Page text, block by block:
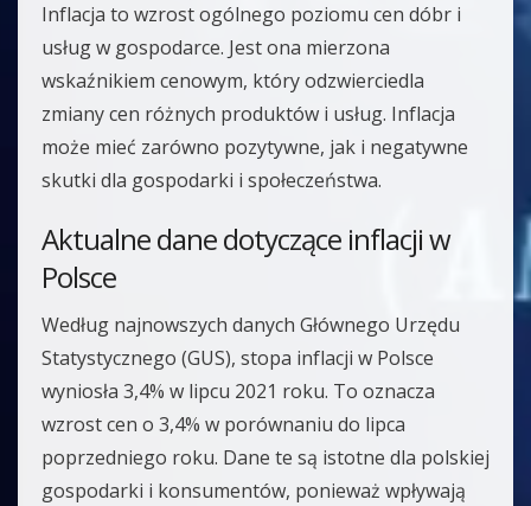
Inflacja to wzrost ogólnego poziomu cen dóbr i
usług w gospodarce. Jest ona mierzona
wskaźnikiem cenowym, który odzwierciedla
zmiany cen różnych produktów i usług. Inflacja
może mieć zarówno pozytywne, jak i negatywne
skutki dla gospodarki i społeczeństwa.
Aktualne dane dotyczące inflacji w
Polsce
Według najnowszych danych Głównego Urzędu
Statystycznego (GUS), stopa inflacji w Polsce
wyniosła 3,4% w lipcu 2021 roku. To oznacza
wzrost cen o 3,4% w porównaniu do lipca
poprzedniego roku. Dane te są istotne dla polskiej
gospodarki i konsumentów, ponieważ wpływają